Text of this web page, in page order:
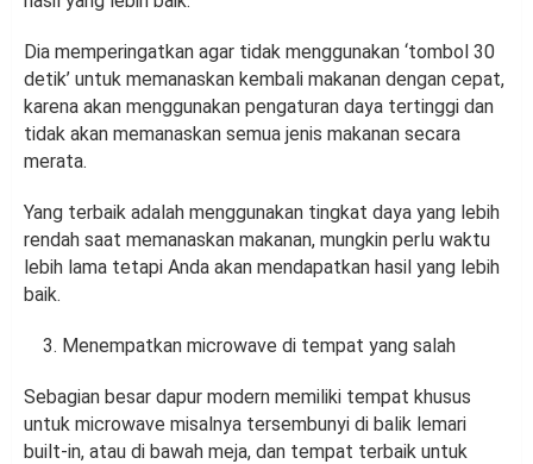
Dia memperingatkan agar tidak menggunakan ‘tombol 30
detik’ untuk memanaskan kembali makanan dengan cepat,
karena akan menggunakan pengaturan daya tertinggi dan
tidak akan memanaskan semua jenis makanan secara
merata.
Yang terbaik adalah menggunakan tingkat daya yang lebih
rendah saat memanaskan makanan, mungkin perlu waktu
lebih lama tetapi Anda akan mendapatkan hasil yang lebih
baik.
Menempatkan microwave di tempat yang salah
Sebagian besar dapur modern memiliki tempat khusus
untuk microwave misalnya tersembunyi di balik lemari
built-in, atau di bawah meja, dan tempat terbaik untuk